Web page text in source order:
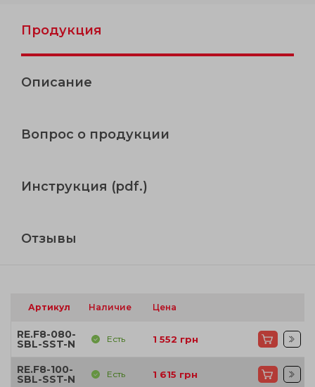
Продукция
Описание
Вопрос о продукции
Инструкция (pdf.)
Отзывы
Артикул Наличие Цена
RE.F8-080-
SBL-SST-N Есть 1 552 грн
RE.F8-100-
SBL-SST-N Есть 1 615 грн